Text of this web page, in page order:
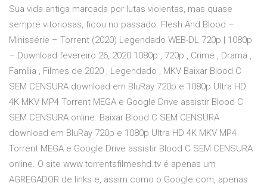
Sua vida antiga marcada por lutas violentas, mas quase
sempre vitoriosas, ficou no passado. Flesh And Blood –
Minissérie – Torrent (2020) Legendado WEB-DL 720p | 1080p
– Download fevereiro 26, 2020 1080p , 720p , Crime , Drama ,
Família , Filmes de 2020 , Legendado , MKV Baixar Blood C
SEM CENSURA download em BluRay 720p e 1080p Ultra HD
4K MKV MP4 Torrent MEGA e Google Drive assistir Blood C
SEM CENSURA online. Baixar Blood C SEM CENSURA
download em BluRay 720p e 1080p Ultra HD 4K MKV MP4
Torrent MEGA e Google Drive assistir Blood C SEM CENSURA
online. O site www.torrentsfilmeshd.tv é apenas um
AGREGADOR de links e, assim como o Google.com, apenas